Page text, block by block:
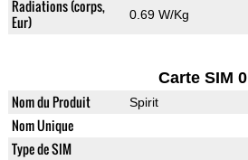
Radiations (corps,
Eur)
0.69 W/Kg
Carte SIM 0
Nom du Produit Spirit
Nom Unique
Type de SIM